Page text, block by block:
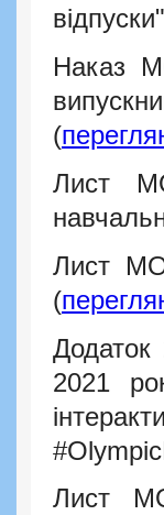
Наказ
(
Лист
Лист
(
2021
Лист